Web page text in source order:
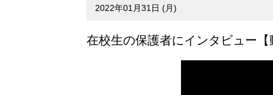
2022年01月31日 (月)
在校生の保護者にインタビュー【